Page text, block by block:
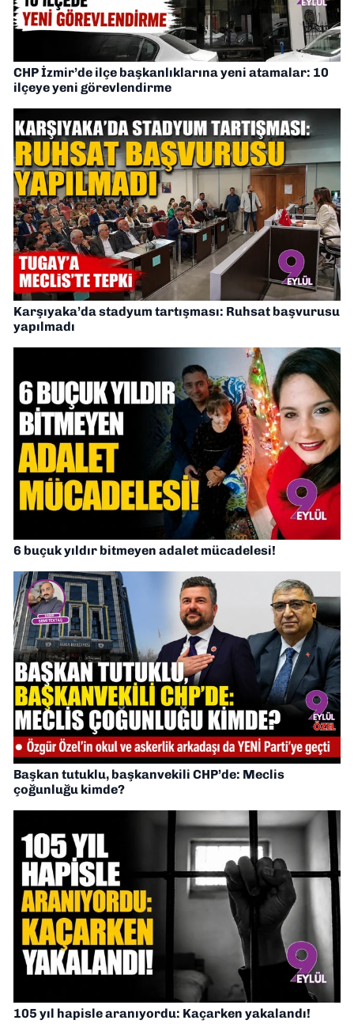
CHP İzmir’de ilçe başkanlıklarına yeni atamalar: 10
ilçeye yeni görevlendirme
Karşıyaka’da stadyum tartışması: Ruhsat başvurusu
yapılmadı
6 buçuk yıldır bitmeyen adalet mücadelesi!
Başkan tutuklu, başkanvekili CHP’de: Meclis
çoğunluğu kimde?
105 yıl hapisle aranıyordu: Kaçarken yakalandı!